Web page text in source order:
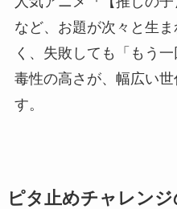
など、お題が次々と生
く、失敗しても「もう
毒性の高さが、幅広い
す。
ピタ止めチャレン